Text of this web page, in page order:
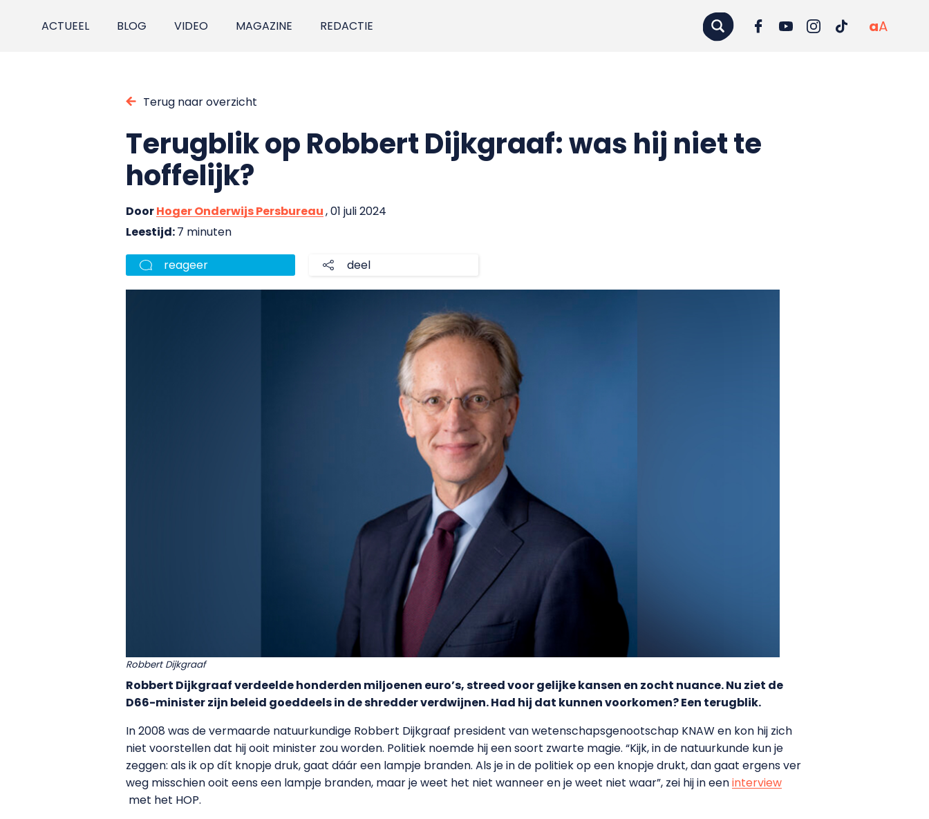
ACTUEEL BLOG VIDEO MAGAZINE REDACTIE aA
Terug naar overzicht
Terugblik op Robbert Dijkgraaf: was hij niet te
hoffelijk?
DoorHoger Onderwijs Persbureau, 01 juli 2024
Leestijd:7 minuten
reageer deel
Robbert Dijkgraaf
Robbert Dijkgraaf verdeelde honderden miljoenen euro’s, streed voor gelijke kansen en zocht nuance. Nu ziet de
D66-minister zijn beleid goeddeels in de shredder verdwijnen. Had hij dat kunnen voorkomen? Een terugblik.
In 2008 was de vermaarde natuurkundige Robbert Dijkgraaf president van wetenschapsgenootschap KNAW en kon hij zich
niet voorstellen dat hij ooit minister zou worden. Politiek noemde hij een soort zwarte magie. “Kijk, in de natuurkunde kun je
zeggen: als ik op dít knopje druk, gaat dáár een lampje branden. Als je in de politiek op een knopje drukt, dan gaat ergens ver
weg misschien ooit eens een lampje branden, maar je weet het niet wanneer en je weet niet waar”, zei hij in eeninterview
met het HOP.